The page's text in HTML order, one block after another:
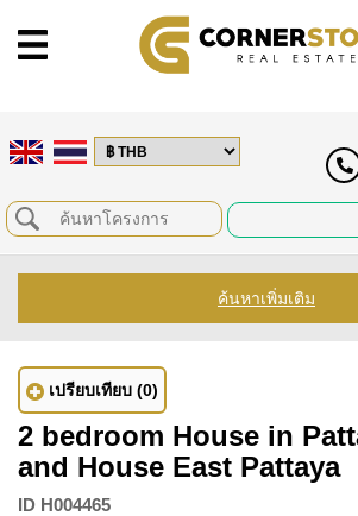
ค้นหาเพิ่มเติม
เปรียบเทียบ (0)
2 bedroom House in
and House East Pattaya
ID H004465